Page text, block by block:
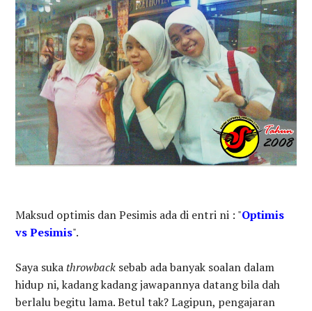
Maksud optimis dan Pesimis ada di entri ni : "Optimis
vs Pesimis".
Saya sukathrowback sebab ada banyak soalan dalam
hidup ni, kadang kadang jawapannya datang bila dah
berlalu begitu lama. Betul tak? Lagipun, pengajaran